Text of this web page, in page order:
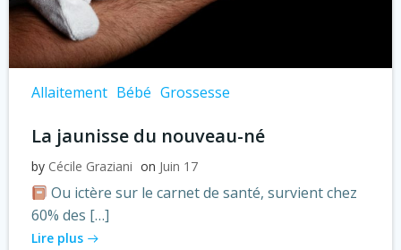
Allaitement Bébé Grossesse
La jaunisse du nouveau-né
by Cécile Graziani on Juin 17
Ou ictère sur le carnet de santé, survient chez
60% des […]
Lire plus